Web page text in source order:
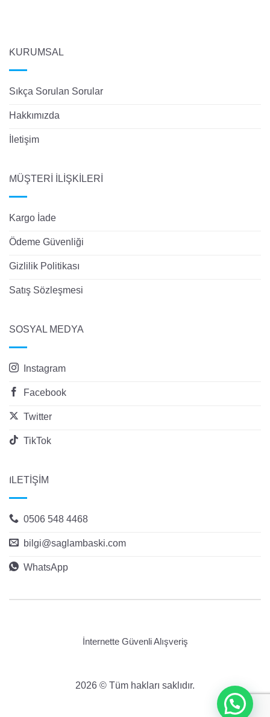
KURUMSAL
Sıkça Sorulan Sorular
Hakkımızda
İletişim
MÜŞTERİ İLİŞKİLERİ
Kargo İade
Ödeme Güvenliği
Gizlilik Politikası
Satış Sözleşmesi
SOSYAL MEDYA
Instagram
Facebook
Twitter
TikTok
İLETİŞİM
0506 548 4468
bilgi@saglambaski.com
WhatsApp
İnternette Güvenli Alışveriş
2026 © Tüm hakları saklıdır.